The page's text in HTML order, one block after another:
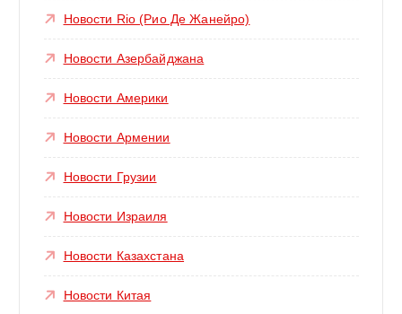
Новости Rio (Рио Де Жанейро)
Новости Азербайджана
Новости Америки
Новости Армении
Новости Грузии
Новости Израиля
Новости Казахстана
Новости Китая